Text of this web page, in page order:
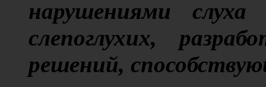
нарушениями
слепоглухих,
решений,